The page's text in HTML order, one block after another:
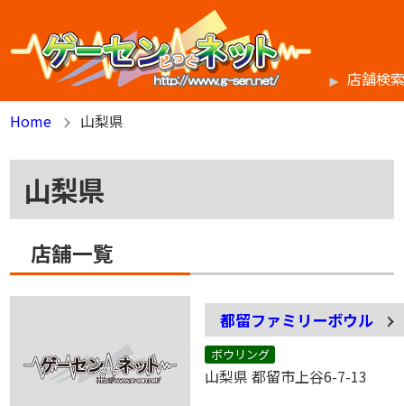
店舗検
Home
山梨県
山梨県
店舗一覧
都留ファミリーボウル
ボウリング
山梨県 都留市上谷6-7-13